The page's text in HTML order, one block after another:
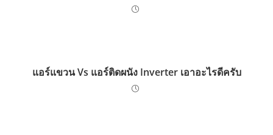
แอร์แขวน Vs แอร์ติดผนัง Inverter เอาอะไรดีครับ